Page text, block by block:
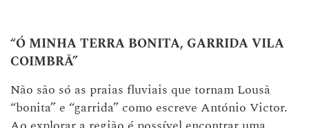
“Ó MINHA TERRA BONITA, GARRIDA VILA
COIMBRÃ”
Não são só as praias fluviais que tornam Lousã
“bonita” e “garrida” como escreve António Victor.